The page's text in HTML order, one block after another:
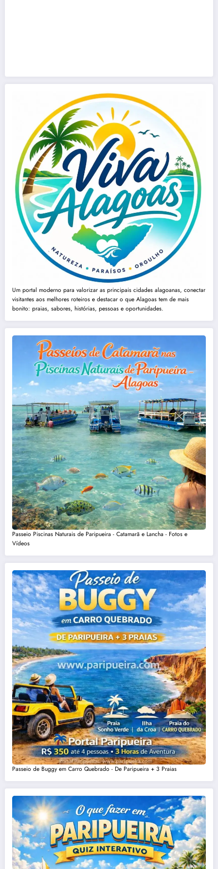
Um portal moderno para valorizar as principais cidades alagoanas, conectar
visitantes aos melhores roteiros e destacar o que Alagoas tem de mais
bonito: praias, sabores, histórias, pessoas e oportunidades.
Passeio Piscinas Naturais de Paripueira - Catamarã e Lancha - Fotos e
Vídeos
Passeio de Buggy em Carro Quebrado - De Paripueira + 3 Praias